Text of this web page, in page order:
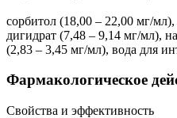
сорбитол (18,00 – 22,00 мг/
дигидрат (7,48 – 9,14 мг/мл),
(2,83 – 3,45 мг/мл), вода для
Фармакологическое
Свойства и эффективность